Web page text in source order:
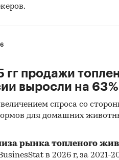
гг продажи
выросли на
спроса со
для домашних
рынка топленого
в 2026 г, за 2021-